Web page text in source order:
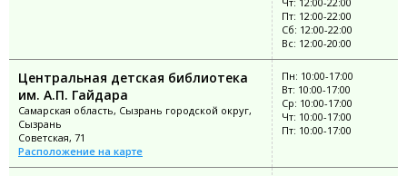
Пт: 12:00-22:00
Сб: 12:00-22:00
Вс: 12:00-20:00
Центральная детская библиотека
им. А.П. Гайдара
Самарская область, Сызрань городской округ,
Сызрань
Советская, 71
Расположение на карте
Пн: 10:00-17:00
Вт: 10:00-17:00
Ср: 10:00-17:00
Чт: 10:00-17:00
Пт: 10:00-17:00